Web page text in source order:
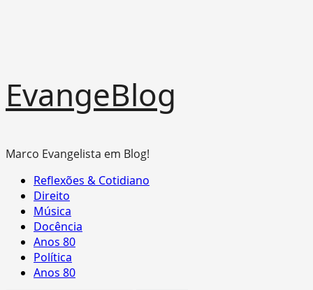
to
content
EvangeBlog
Marco Evangelista em Blog!
Primary
Menu
Reflexões & Cotidiano
Direito
Música
Docência
Anos 80
Política
Anos 80